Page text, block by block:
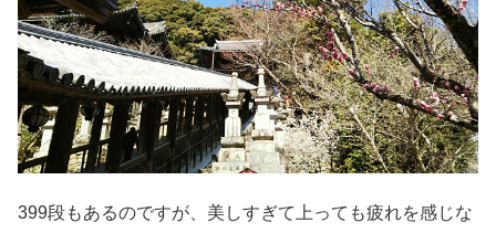
399段もあるのですが、美しすぎて上っても疲れを感じな